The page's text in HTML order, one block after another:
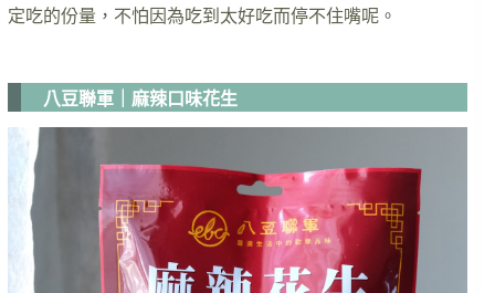
定吃的份量，不怕因為吃到太好吃而停不住嘴呢。
八豆聯軍｜麻辣口味花生